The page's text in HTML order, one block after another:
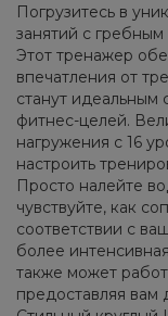
Погрузитесь в
занятий с
Этот тренажер
впечатления от
станут
фитнес-целей.
нагружения с 16
настроить
Просто налейте
чувствуйте, как
соответствии с
более
также может
предоставляя вам